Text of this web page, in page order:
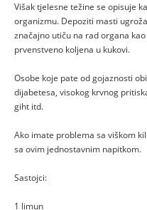
Višak tjelesne težine se opisuje
organizmu. Depoziti masti
značajno utiču na rad organa
prvenstveno koljena u kukovi.
Osobe koje pate od gojaznosti
dijabetesa, visokog krvnog
giht itd.
Ako imate problema sa viškom
sa ovim jednostavnim napitkom.
Sastojci:
1 limun